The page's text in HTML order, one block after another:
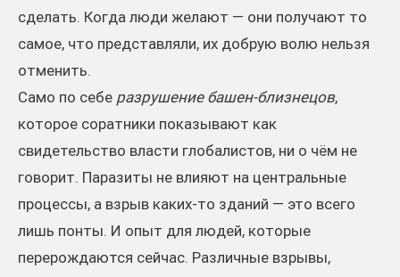
сделать. Когда люди желают — они получают то
самое, что представляли, их добрую волю нельзя
отменить.
Само по себе разрушение башен-близнецов,
которое соратники показывают как
свидетельство власти глобалистов, ни о чём не
говорит. Паразиты не влияют на центральные
процессы, а взрыв каких-то зданий — это всего
лишь понты. И опыт для людей, которые
перерождаются сейчас. Различные взрывы,